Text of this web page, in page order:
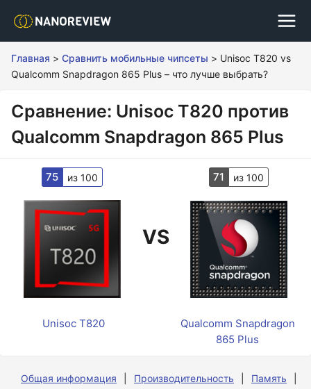
Главная > Сравнить мобильные чипсеты > Unisoc T820 vs
Qualcomm Snapdragon 865 Plus – что лучше выбрать?
Сравнение: Unisoc T820 против
Qualcomm Snapdragon 865 Plus
75 из 100
VS
71 из 100
Unisoc T820
Qualcomm Snapdragon
865 Plus
Общая информация Производительность
Память